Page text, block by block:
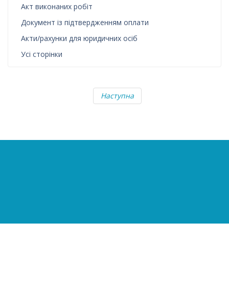
Акт виконаних робіт
Документ із підтвердженням оплати
Акти/рахунки для юридичних осіб
Усі сторінки
Наступна